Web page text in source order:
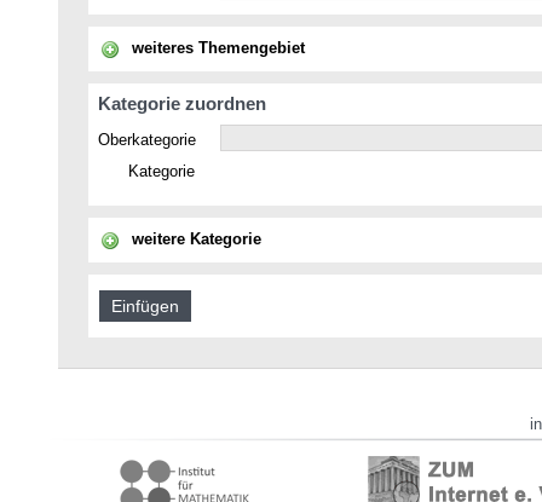
weiteres Themengebiet
Kategorie zuordnen
Oberkategorie
Kategorie
weitere Kategorie